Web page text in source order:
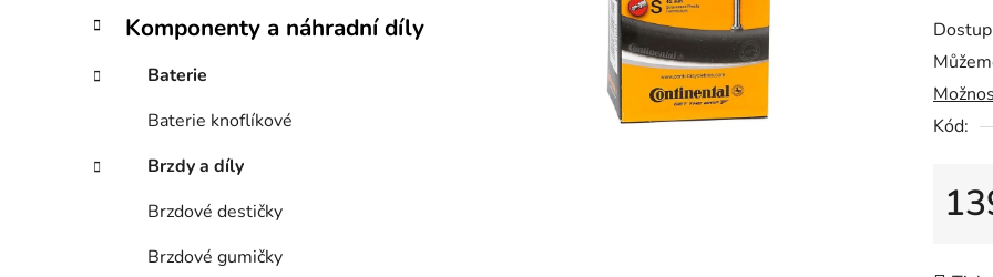
n
í
n
e
e
Komponenty a náhradní díly
Baterie
Baterie knoflíkové
Brzdy a díly
Brzdové destičky
Brzdové gumičky
je
0,0
z
5
Kód: